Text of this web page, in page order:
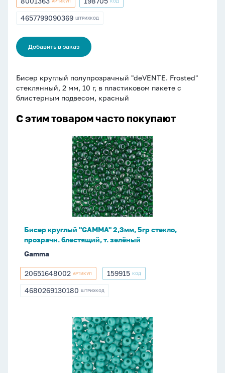
Артикул
8001363
АРТИКУЛ
Артикул
198705
КОД
ШТРИХКОД
4657799090369 ШТРИХКОД
Добавить в заказ
Бисер круглый полупрозрачный "deVENTE. Frosted"
стеклянный, 2 мм, 10 г, в пластиковом пакете с
блистерным подвесом, красный
С этим товаром часто покупают
т.
зелёный
Бисер круглый "GAMMA" 2,3мм, 5гр стекло,
прозрачн. блестящий, т. зелёный
Gamma
20651648002
20651648002 АРТИКУЛ 159915
159915 КОД
4680269130180
4680269130180 ШТРИХКОД